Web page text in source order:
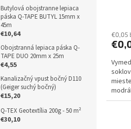
Butylová obojstranne lepiaca
páska Q-TAPE BUTYL 15mm x
45m
€10,64
Obojstranná lepiaca páska Q-
TAPE DUO 20mm x 25m
€4,55
Kanalizačný vpust bočný D110
(Geiger suchý bočný)
€15,20
Q-TEX Geotextília 200g - 50 m²
€30,10
€0,05